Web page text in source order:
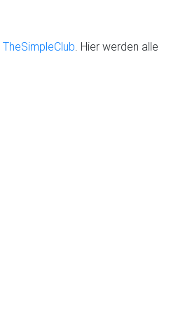
TheSimpleClub. Hier werden alle